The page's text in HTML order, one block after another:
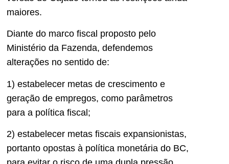
maiores.
Diante do marco fiscal proposto pelo
Ministério da Fazenda, defendemos
alterações no sentido de:
1) estabelecer metas de crescimento e
geração de empregos, como parâmetros
para a política fiscal;
2) estabelecer metas fiscais expansionistas,
portanto opostas à política monetária do BC,